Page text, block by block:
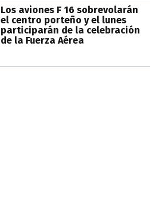
Los aviones F 16 sobrevolarán
el centro porteño y el lunes
participarán de la celebración
de la Fuerza Aérea